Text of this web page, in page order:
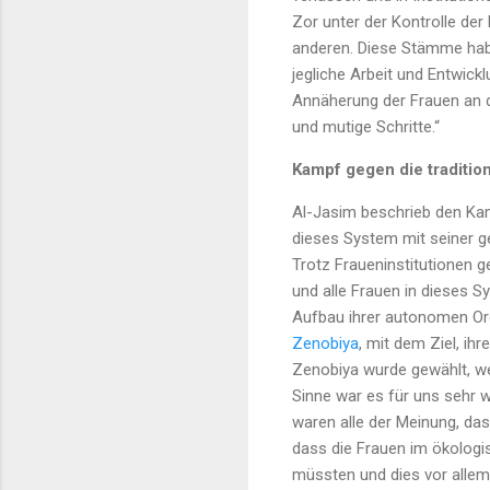
Zor unter der Kontrolle der
anderen. Diese Stämme
jegliche Arbeit und
Annäherung der Frauen
und mutige Schritte.“
Kampf gegen die
Al-Jasim beschrieb den
dieses System mit seiner
Trotz Fraueninstitutionen
und alle Frauen in dieses
Aufbau ihrer autonomen
Zenobiya, mit dem Ziel,
Zenobiya wurde gewählt,
Sinne war es für uns sehr
waren alle der Meinung,
dass die Frauen im
müssten und dies vor